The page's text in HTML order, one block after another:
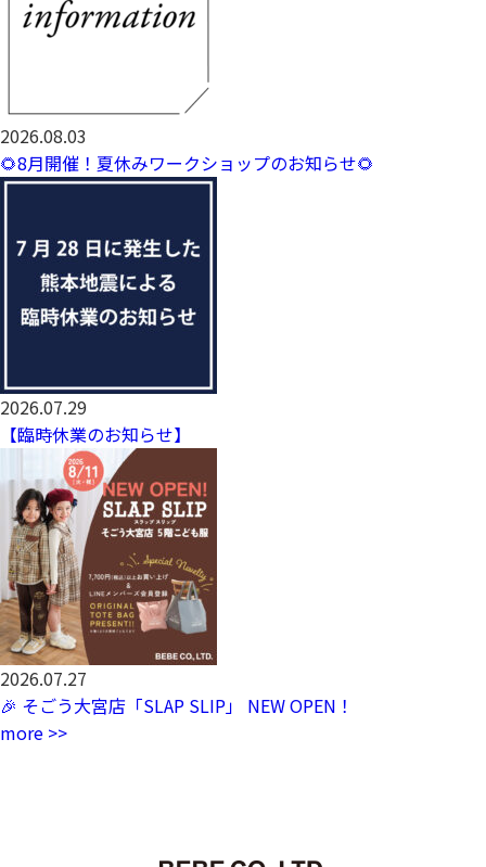
2026.08.03
🌻8月開催！夏休みワークショップのお知らせ🌻
2026.07.29
【臨時休業のお知らせ】
2026.07.27
🎉 そごう大宮店「SLAP SLIP」 NEW OPEN！
more >>